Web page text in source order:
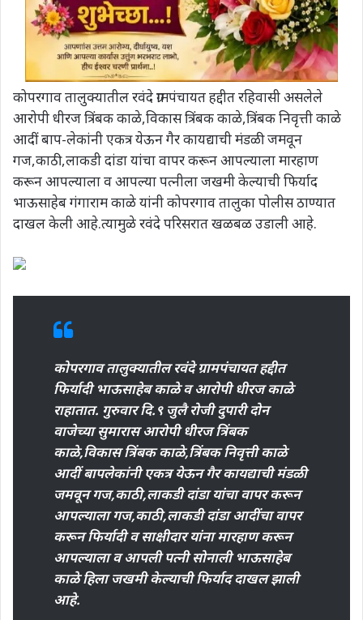
कोपरगाव तालुक्यातील रवंदे ग्रामपंचायत हद्दीत रहिवासी असलेले
आरोपी धीरज त्रिंबक काळे,विकास त्रिंबक काळे,त्रिंबक निवृत्ती काळे
आदीं बाप-लेकांनी एकत्र येऊन गैर कायद्याची मंडळी जमवून
गज,काठी,लाकडी दांडा यांचा वापर करून आपल्याला मारहाण
करून आपल्याला व आपल्या पत्नीला जखमी केल्याची फिर्याद
भाऊसाहेब गंगाराम काळे यांनी कोपरगाव तालुका पोलीस ठाण्यात
दाखल केली आहे.त्यामुळे रवंदे परिसरात खळबळ उडाली आहे.
कोपरगाव तालुक्यातील रवंदे ग्रामपंचायत हद्दीत
फिर्यादी भाऊसाहेब काळे व आरोपी धीरज काळे
राहातात. गुरुवार दि.९ जुलै रोजी दुपारी दोन
वाजेच्या सुमारास आरोपी धीरज त्रिंबक
काळे,विकास त्रिंबक काळे,त्रिंबक निवृत्ती काळे
आदीं बापलेकांनी एकत्र येऊन गैर कायद्याची मंडळी
जमवून गज,काठी,लाकडी दांडा यांचा वापर करून
आपल्याला गज,काठी,लाकडी दांडा आदींचा वापर
करून फिर्यादी व साक्षीदार यांना मारहाण करून
आपल्याला व आपली पत्नी सोनाली भाऊसाहेब
काळे हिला जखमी केल्याची फिर्याद दाखल झाली
आहे.